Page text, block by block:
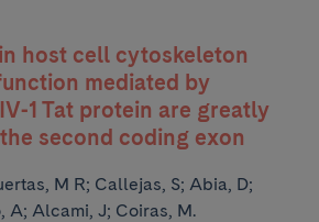
host cell cytoskeleton
mediated by
1 Tat protein are greatly
second coding exon
M R; Callejas, S; Abia, D;
A; Alcami, J; Coiras, M.